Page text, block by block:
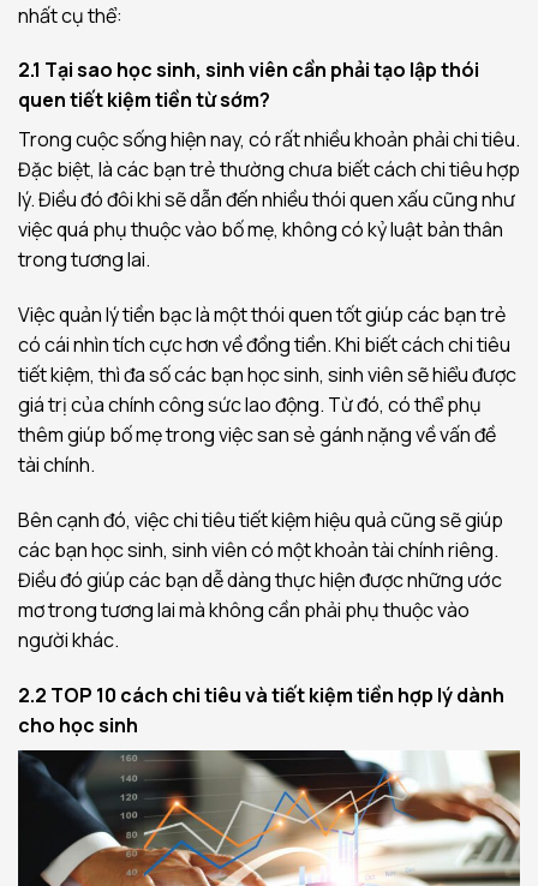
nhất cụ thể:
2.1 Tại sao học sinh, sinh viên cần phải tạo lập thói
quen tiết kiệm tiền từ sớm?
Trong cuộc sống hiện nay, có rất nhiều khoản phải chi tiêu.
Đặc biệt, là các bạn trẻ thường chưa biết cách chi tiêu hợp
lý. Điều đó đôi khi sẽ dẫn đến nhiều thói quen xấu cũng như
việc quá phụ thuộc vào bố mẹ, không có kỷ luật bản thân
trong tương lai.
Việc quản lý tiền bạc là một thói quen tốt giúp các bạn trẻ
có cái nhìn tích cực hơn về đồng tiền. Khi biết cách chi tiêu
tiết kiệm, thì đa số các bạn học sinh, sinh viên sẽ hiểu được
giá trị của chính công sức lao động. Từ đó, có thể phụ
thêm giúp bố mẹ trong việc san sẻ gánh nặng về vấn đề
tài chính.
Bên cạnh đó, việc chi tiêu tiết kiệm hiệu quả cũng sẽ giúp
các bạn học sinh, sinh viên có một khoản tài chính riêng.
Điều đó giúp các bạn dễ dàng thực hiện được những ước
mơ trong tương lai mà không cần phải phụ thuộc vào
người khác.
2.2 TOP 10 cách chi tiêu và tiết kiệm tiền hợp lý dành
cho học sinh